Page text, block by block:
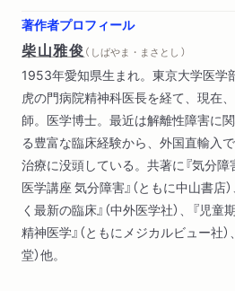
著作者プロフィール
柴山雅俊 （ しばやま・まさとし ）
1953年愛知県生まれ。東京大学医学
虎の門病院精神科医長を経て、現在
師。医学博士。最近は解離性障害に
る豊富な臨床経験から、外国直輸入
治療に没頭している。共著に『気分障
医学講座 気分障害』（ともに中山書
く最新の臨床』（中外医学社）、『児童
精神医学』（ともにメジカルビュー社）
堂）他。